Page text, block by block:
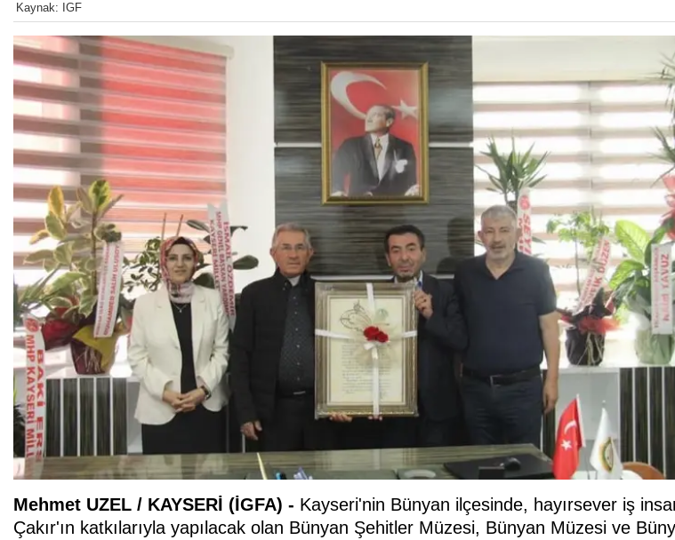
Kaynak: IGF
Mehmet UZEL / KAYSERİ (İGFA) - Kayseri'nin Bünyan ilçesinde, hayırsever iş
Çakır'ın katkılarıyla yapılacak olan Bünyan Şehitler Müzesi, Bünyan Müzesi ve